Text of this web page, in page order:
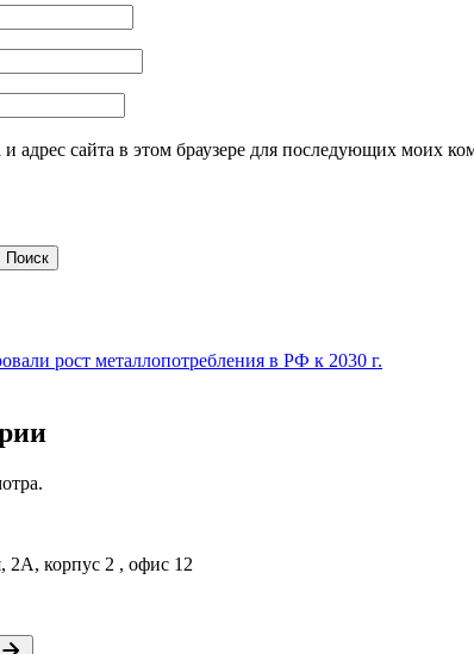
адрес сайта в этом браузере для последующих моих
Поиск
рост металлопотребления в РФ к 2030 г.
2А, корпус 2 , офис 12